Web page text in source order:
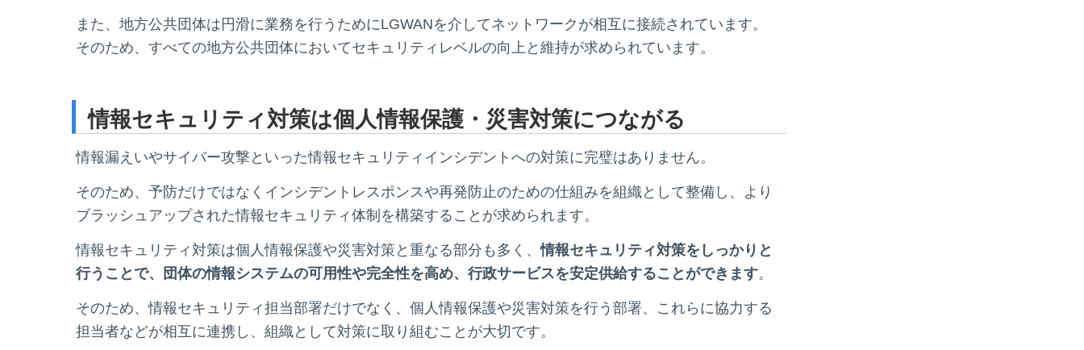
また、地方公共団体は円滑に業務を行うためにLGWANを介してネットワークが相互に接続されています。
そのため、すべての地方公共団体においてセキュリティレベルの向上と維持が求められています。
情報セキュリティ対策は個人情報保護・災害対策につながる
情報漏えいやサイバー攻撃といった情報セキュリティインシデントへの対策に完璧はありません。
そのため、予防だけではなくインシデントレスポンスや再発防止のための仕組みを組織として整備し、より
ブラッシュアップされた情報セキュリティ体制を構築することが求められます。
情報セキュリティ対策は個人情報保護や災害対策と重なる部分も多く、情報セキュリティ対策をしっかりと
行うことで、団体の情報システムの可用性や完全性を高め、行政サービスを安定供給することができます。
そのため、情報セキュリティ担当部署だけでなく、個人情報保護や災害対策を行う部署、これらに協力する
担当者などが相互に連携し、組織として対策に取り組むことが大切です。